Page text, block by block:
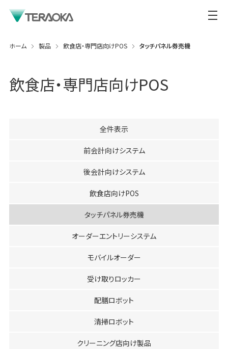
ホーム 製品 飲食店・専門店向けPOS タッチパネル券売機
飲食店・専門店向けPOS
全件表示
前会計向けシステム
後会計向けシステム
飲食店向けPOS
タッチパネル券売機
オーダーエントリーシステム
モバイルオーダー
受け取りロッカー
配膳ロボット
清掃ロボット
クリーニング店向け製品